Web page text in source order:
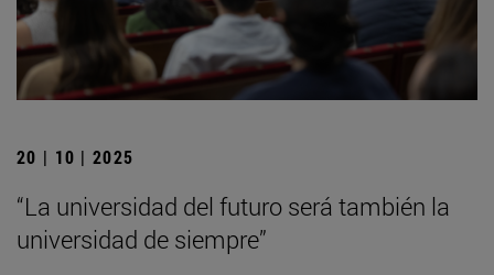
20 | 10 | 2025
“La universidad del futuro será también la
universidad de siempre”